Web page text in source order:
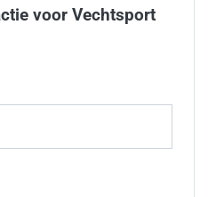
voor Vechtsport